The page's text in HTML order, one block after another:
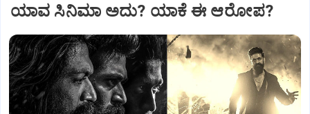
ಯಾವ ಸಿನಿಮಾ ಅದು? ಯಾಕೆ ಈ ಆರೋಪ?